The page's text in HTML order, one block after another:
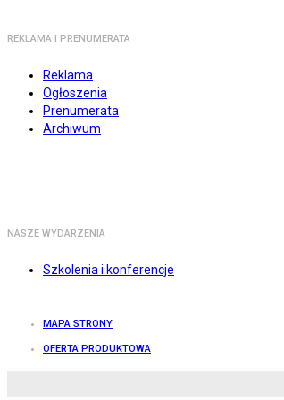
REKLAMA I PRENUMERATA
Reklama
Ogłoszenia
Prenumerata
Archiwum
NASZE WYDARZENIA
Szkolenia i konferencje
MAPA STRONY
OFERTA PRODUKTOWA